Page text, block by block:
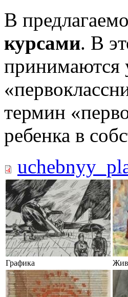
В
курсами. В
принимаются
термин
ребенка в
Графика